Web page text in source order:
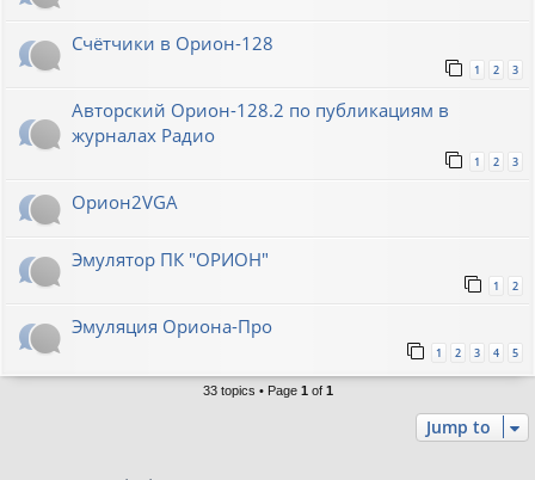
Счётчики в Орион-128
1 2 3
Авторский Орион-128.2 по публикациям в
журналах Радио
1 2 3
Орион2VGA
Эмулятор ПК "ОРИОН"
1 2
Эмуляция Ориона-Про
1 2 3 4 5
33 topics • Page 1 of 1
Jump to